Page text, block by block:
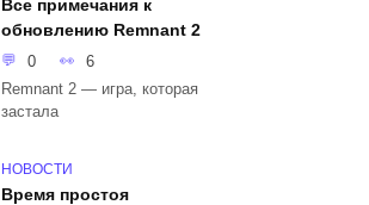
Все примечания к
обновлению Remnant 2
0
6
Remnant 2 — игра, которая
застала
НОВОСТИ
Время простоя